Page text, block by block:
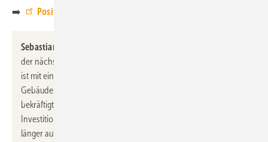
➡️ Positionspapier von ZVEH und ZVEI
Sebastian Treptow, Bereichsleiter Gebäude im ZVEI:
der nächsten Stufe des europäischen Emissionshandels ab 2027
ist mit einer Lenkungswirkung durch die CO
Gebäudesektor zu rechnen. Dieser Rahmen sollte bereits heute
bekräftigt und dann verstärkt kommuniziert werden, um
Investitionsentscheidungen für die Dekarbonisierung nicht
länger aufzuschieben. Nur, wenn Bürgerinnen und Bürger sowie